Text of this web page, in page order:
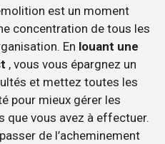
est un moment
concentration de tous les
En louant une
, vous vous épargnez un
et mettez toutes les
pour mieux gérer les
que vous avez à effectuer.
de l’acheminement